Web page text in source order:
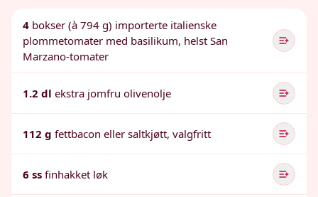
4 bokser (à 794 g) importerte italienske
plommetomater med basilikum, helst San
Marzano-tomater
1.2 dl ekstra jomfru olivenolje
112 g fettbacon eller saltkjøtt, valgfritt
6 ss finhakket løk